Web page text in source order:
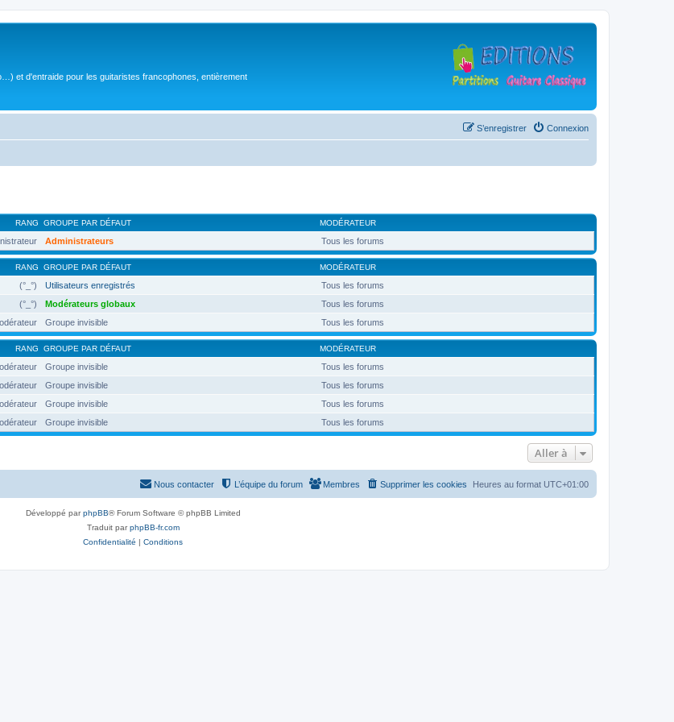
et d'entraide pour les guitaristes francophones, entièrement
Connexion
S’enregistrer
RANG GROUPE PAR DÉFAUT MODÉRATEUR
Administrateurs Tous les forums
RANG GROUPE PAR DÉFAUT MODÉRATEUR
(°_°) Utilisateurs enregistrés
Tous les forums
(°_°)
Modérateurs globaux
Tous les forums
Groupe invisible Tous les forums
RANG GROUPE PAR DÉFAUT MODÉRATEUR
Groupe invisible
Tous les forums
Groupe invisible
Tous les forums
Groupe invisible
Tous les forums
Groupe invisible Tous les forums
Aller à
Heures au format UTC+01:00
Supprimer les cookies
Membres
L’équipe du forum
Nous contacter
Développé parphpBB® Forum Software © phpBB Limited
Traduit parphpBB-fr.com
Confidentialité | Conditions